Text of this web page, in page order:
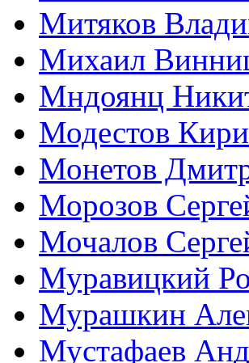
Митяков
Михаил
Мндоянц
Модестов
Монетов
Морозов
Мочалов
Муравицкий
Мурашкин
Мустафаев